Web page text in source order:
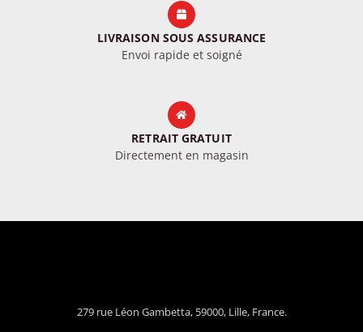
LIVRAISON SOUS ASSURANCE
Envoi rapide et soigné
RETRAIT GRATUIT
Directement en magasin
279 rue Léon Gambetta, 59000, Lille, France.